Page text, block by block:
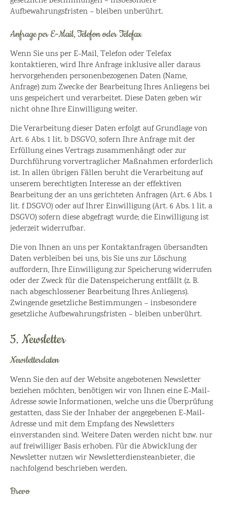
Aufbewahrungsfristen – bleiben unberührt.
Anfrage per E-Mail, Telefon oder Telefax
Wenn Sie uns per E-Mail, Telefon oder Telefax
kontaktieren, wird Ihre Anfrage inklusive aller daraus
hervorgehenden personenbezogenen Daten (Name,
Anfrage) zum Zwecke der Bearbeitung Ihres Anliegens bei
uns gespeichert und verarbeitet. Diese Daten geben wir
nicht ohne Ihre Einwilligung weiter.
Die Verarbeitung dieser Daten erfolgt auf Grundlage von
Art. 6 Abs. 1 lit. b DSGVO, sofern Ihre Anfrage mit der
Erfüllung eines Vertrags zusammenhängt oder zur
Durchführung vorvertraglicher Maßnahmen erforderlich
ist. In allen übrigen Fällen beruht die Verarbeitung auf
unserem berechtigten Interesse an der effektiven
Bearbeitung der an uns gerichteten Anfragen (Art. 6 Abs. 1
lit. f DSGVO) oder auf Ihrer Einwilligung (Art. 6 Abs. 1 lit. a
DSGVO) sofern diese abgefragt wurde; die Einwilligung ist
jederzeit widerrufbar.
Die von Ihnen an uns per Kontaktanfragen übersandten
Daten verbleiben bei uns, bis Sie uns zur Löschung
auffordern, Ihre Einwilligung zur Speicherung widerrufen
oder der Zweck für die Datenspeicherung entfällt (z. B.
nach abgeschlossener Bearbeitung Ihres Anliegens).
Zwingende gesetzliche Bestimmungen – insbesondere
gesetzliche Aufbewahrungsfristen – bleiben unberührt.
5. Newsletter
Newsletter­daten
Wenn Sie den auf der Website angebotenen Newsletter
beziehen möchten, benötigen wir von Ihnen eine E-Mail-
Adresse sowie Informationen, welche uns die Überprüfung
gestatten, dass Sie der Inhaber der angegebenen E-Mail-
Adresse und mit dem Empfang des Newsletters
einverstanden sind. Weitere Daten werden nicht bzw. nur
auf freiwilliger Basis erhoben. Für die Abwicklung der
Newsletter nutzen wir Newsletterdiensteanbieter, die
nachfolgend beschrieben werden.
Brevo